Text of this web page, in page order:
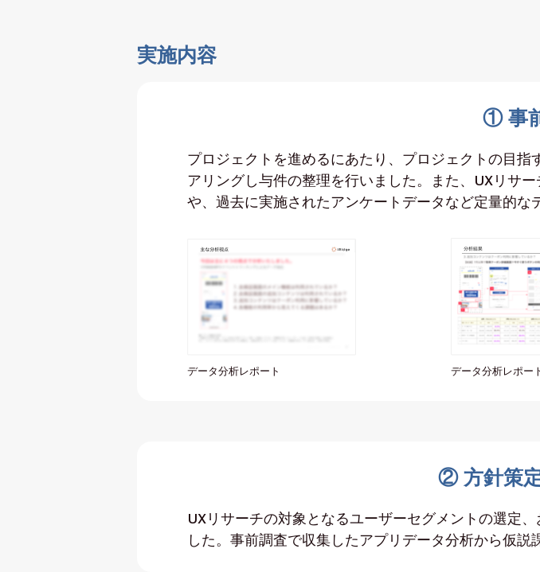
実施内容
① 事
プロジェクトを進めるにあたり、プロジェクトの目
アリングし与件の整理を行いました。また、UXリサ
や、過去に実施されたアンケートデータなど定量的な
データ分析レポート データ分析レポー
② 方針策
UXリサーチの対象となるユーザーセグメントの選定
した。事前調査で収集したアプリデータ分析から仮説